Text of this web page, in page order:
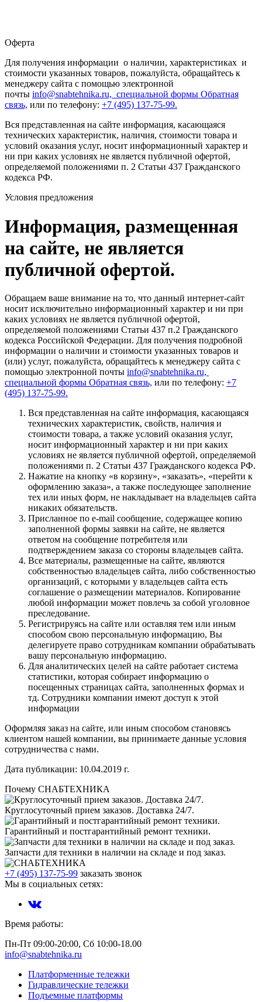
Оферта
Для получения информации о наличии, характеристиках и
стоимости указанных товаров, пожалуйста, обращайтесь к
менеджеру сайта с помощью электронной
почты info@snabtehnika.ru, специальной формы Обратная
связь, или по телефону: +7 (495) 137-75-99.
Вся представленная на сайте информация, касающаяся
технических характеристик, наличия, стоимости товара и
условий оказания услуг, носит информационный характер и
ни при каких условиях не является публичной офертой,
определяемой положениями п. 2 Статьи 437 Гражданского
кодекса РФ.
Условия предложения
Информация, размещенная
на сайте, не является
публичной офертой.
Обращаем ваше внимание на то, что данный интернет-сайт
носит исключительно информационный характер и ни при
каких условиях не является публичной офертой,
определяемой положениями Статьи 437 п.2 Гражданского
кодекса Российской Федерации. Для получения подробной
информации о наличии и стоимости указанных товаров и
(или) услуг, пожалуйста, обращайтесь к менеджеру сайта с
помощью электронной почты info@snabtehnika.ru,
специальной формы Обратная связь, или по телефону: +7
(495) 137-75-99.
Вся представленная на сайте информация, касающаяся
технических характеристик, свойств, наличия и
стоимости товара, а также условий оказания услуг,
носит информационный характер и ни при каких
условиях не является публичной офертой, определяемой
положениями п. 2 Статьи 437 Гражданского кодекса РФ.
Нажатие на кнопку «в корзину», «заказать», «перейти к
оформлению заказа», а также последующее заполнение
тех или иных форм, не накладывает на владельцев сайта
никаких обязательств.
Присланное по e-mail сообщение, содержащее копию
заполненной формы заявки на сайте, не является
ответом на сообщение потребителя или
подтверждением заказа со стороны владельцев сайта.
Все материалы, размещенные на сайте, являются
собственностью владельцев сайта, либо собственностью
организаций, с которыми у владельцев сайта есть
соглашение о размещении материалов. Копирование
любой информации может повлечь за собой уголовное
преследование.
Регистрируясь на сайте или оставляя тем или иным
способом свою персональную информацию, Вы
делегируете право сотрудникам компании обрабатывать
вашу персональную информацию.
Для аналитических целей на сайте работает система
статистики, которая собирает информацию о
посещенных страницах сайта, заполненных формах и
тд. Сотрудники компании имеют доступ к этой
информации
Оформляя заказ на сайте, или иным способом становясь
клиентом нашей компании, вы принимаете данные условия
сотрудничества с нами.
Дата публикации: 10.04.2019 г.
Почему СНАБТЕХНИКА
Круглосуточный прием заказов. Доставка 24/7.
Гарантийный и постгарантийный ремонт техники.
Запчасти для техники в наличии на складе и под заказ.
+7 (495) 137-75-99 заказать звонок
Мы в социальных сетях:
Время работы:
Пн-Пт 09:00-20:00, Сб 10:00-18.00
info@snabtehnika.ru
Платформенные тележки
Гидравлические тележки
Подъемные платформы